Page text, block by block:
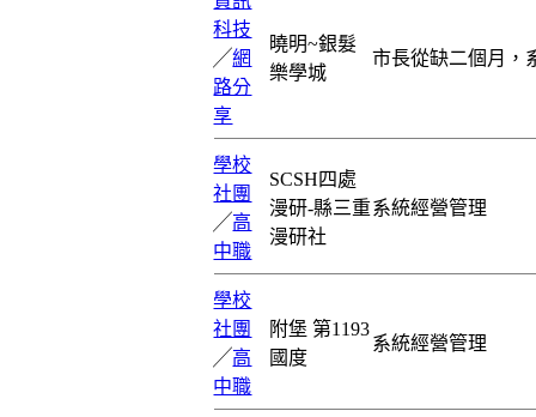
科技
╱網
路分
享
曉明~銀髮
樂學城
市長從缺二個月，
學校
社團
╱高
中職
SCSH四處
漫研-縣三重
漫研社
系統經營管理
學校
社團
╱高
中職
附堡 第1193
國度
系統經營管理